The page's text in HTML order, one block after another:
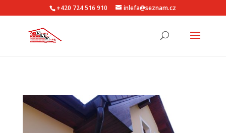
+420 724 516 910 inlefa@seznam.cz